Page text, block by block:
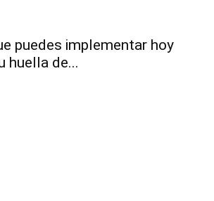
puedes implementar hoy
huella de...